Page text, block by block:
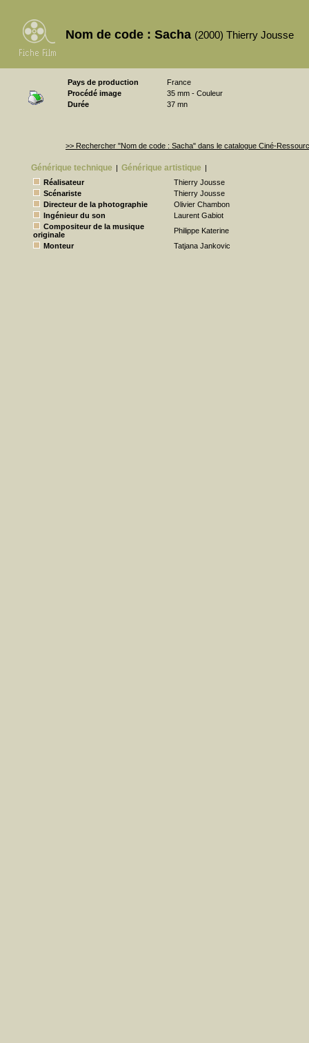
Nom de code : Sacha (2000) Thierry Jousse
Pays de production
France
Procédé image
35 mm - Couleur
Durée
37 mn
>> Rechercher "Nom de code : Sacha" dans le catalogue Ciné-
Générique technique | Générique artistique |
Réalisateur
Thierry Jousse
Scénariste
Thierry Jousse
Directeur de la photographie
Olivier Chambon
Ingénieur du son
Laurent Gabiot
Compositeur de la musique
originale
Philippe Katerine
Monteur
Tatjana Jankovic